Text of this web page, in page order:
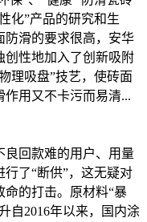
化”产品的研究和生
防滑的要求很高，安华
创性地加入了创新吸附
理吸盘”技艺，使砖面
用又不卡污而易清...
良回款难的用户、用量
了“断供”，这无疑对
的打击。原材料“暴
自2016年以来，国内涂